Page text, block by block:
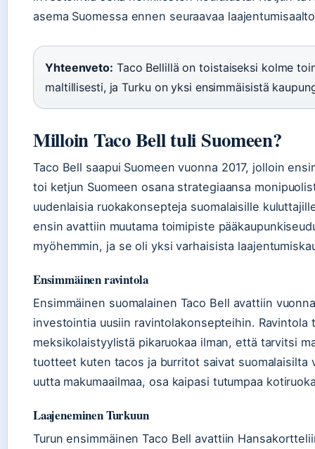
asema Suomessa ennen seuraavaa
Yhteenveto: Taco Bellillä on toistaiseksi kolme
maltillisesti, ja Turku on yksi ensimmäisistä
Milloin Taco Bell tuli Suomeen?
Taco Bell saapui Suomeen vuonna 2017, jolloin
toi ketjun Suomeen osana strategiaansa
uudenlaisia ruokakonsepteja suomalaisille
ensin avattiin muutama toimipiste
myöhemmin, ja se oli yksi varhaisista
Ensimmäinen ravintola
Ensimmäinen suomalainen Taco Bell avattiin
investointia uusiin ravintolakonsepteihin. Ravintola
meksikolaistyylistä pikaruokaa ilman, että tarvitsi
tuotteet kuten tacos ja burritot saivat
uutta makumaailmaa, osa kaipasi tutumpaa
Laajeneminen Turkuun
Turun ensimmäinen Taco Bell avattiin